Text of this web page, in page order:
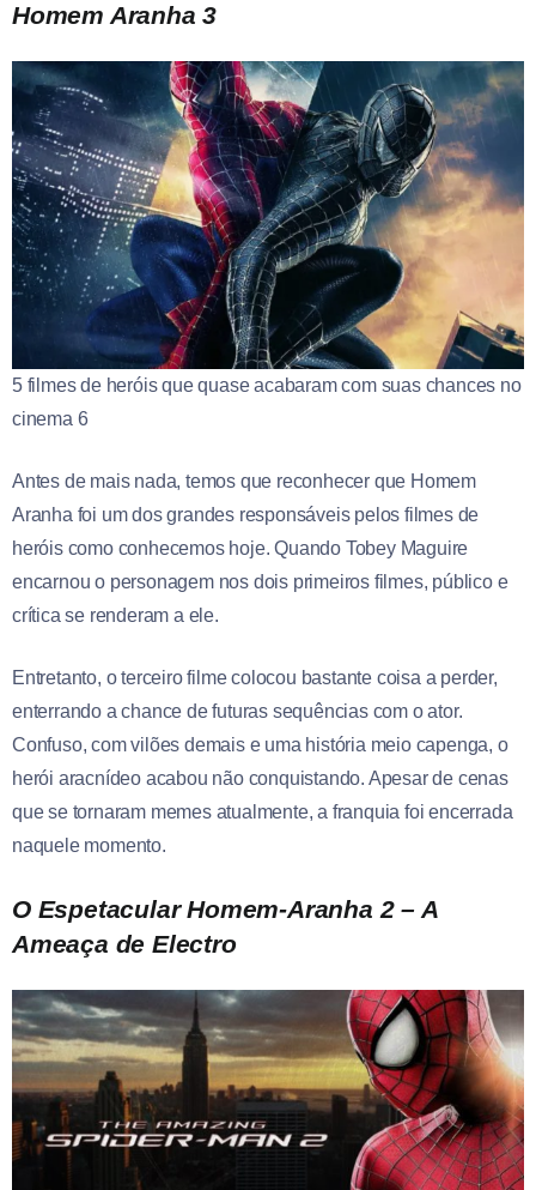
Homem Aranha 3
5 filmes de heróis que quase acabaram com suas chances no
cinema 6
Antes de mais nada, temos que reconhecer que Homem
Aranha foi um dos grandes responsáveis pelos filmes de
heróis como conhecemos hoje. Quando Tobey Maguire
encarnou o personagem nos dois primeiros filmes, público e
crítica se renderam a ele.
Entretanto, o terceiro filme colocou bastante coisa a perder,
enterrando a chance de futuras sequências com o ator.
Confuso, com vilões demais e uma história meio capenga, o
herói aracnídeo acabou não conquistando. Apesar de cenas
que se tornaram memes atualmente, a franquia foi encerrada
naquele momento.
O Espetacular Homem-Aranha 2 – A
Ameaça de Electro